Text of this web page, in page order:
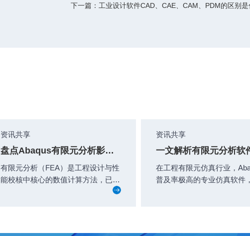
下一篇：工业设计软件CAD、CAE、CAM、PDM的区别是
资讯共享
盘点Abaqus有限元分析影响精度的关键要素
有限元分析（FEA）是工程设计与性
能校核中核心的数值计算方法，已广
资讯共享
在工程有限元仿真行业，
普及率极高的专业仿真软件